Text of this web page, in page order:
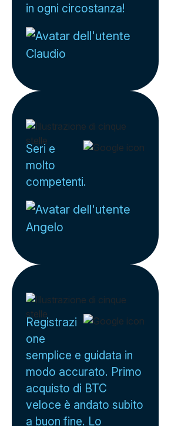
in ogni circostanza!
Claudio
Seri e
molto
competenti.
Angelo
Registrazi
one
semplice e guidata in
modo accurato. Primo
acquisto di BTC
veloce è andato subito
a buon fine. Lo